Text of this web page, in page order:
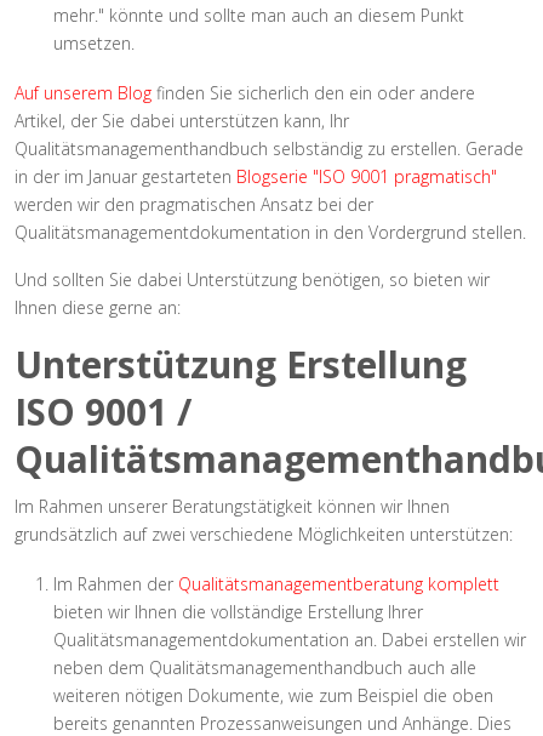
mehr." könnte und sollte man auch an diesem Punkt
umsetzen.
Auf unserem Blog finden Sie sicherlich den ein oder andere
Artikel, der Sie dabei unterstützen kann, Ihr
Qualitätsmanagementhandbuch selbständig zu erstellen. Gerade
in der im Januar gestarteten Blogserie "ISO 9001 pragmatisch"
werden wir den pragmatischen Ansatz bei der
Qualitätsmanagementdokumentation in den Vordergrund stellen.
Und sollten Sie dabei Unterstützung benötigen, so bieten wir
Ihnen diese gerne an:
Unterstützung Erstellung
ISO 9001 /
Im Rahmen unserer Beratungstätigkeit können wir Ihnen
grundsätzlich auf zwei verschiedene Möglichkeiten unterstützen:
Im Rahmen der Qualitätsmanagementberatung komplett
bieten wir Ihnen die vollständige Erstellung Ihrer
Qualitätsmanagementdokumentation an. Dabei erstellen wir
neben dem Qualitätsmanagementhandbuch auch alle
weiteren nötigen Dokumente, wie zum Beispiel die oben
bereits genannten Prozessanweisungen und Anhänge. Dies